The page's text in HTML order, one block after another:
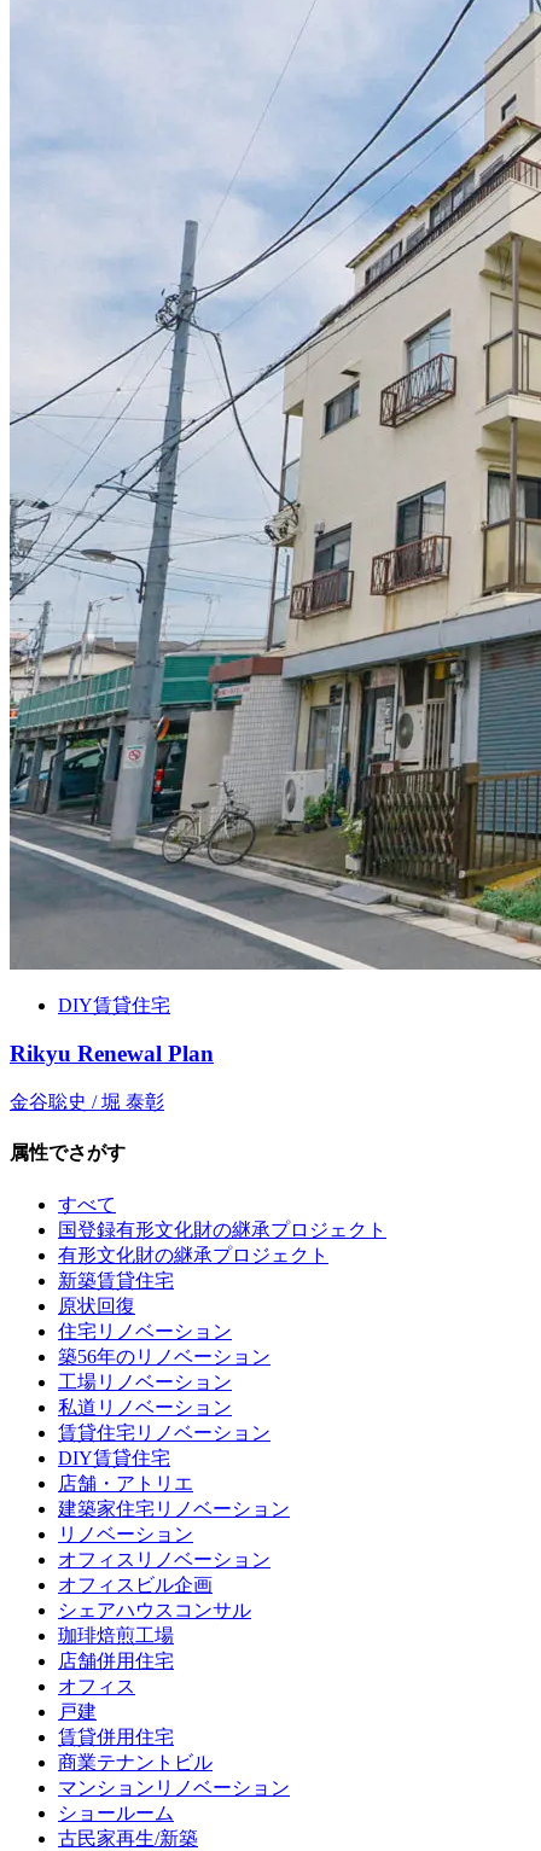
DIY賃貸住宅
Rikyu Renewal Plan
金谷聡史 / 堀 泰彰
属性でさがす
すべて
国登録有形文化財の継承プロジェクト
有形文化財の継承プロジェクト
新築賃貸住宅
原状回復
住宅リノベーション
築56年のリノベーション
工場リノベーション
私道リノベーション
賃貸住宅リノベーション
DIY賃貸住宅
店舗・アトリエ
建築家住宅リノベーション
リノベーション
オフィスリノベーション
オフィスビル企画
シェアハウスコンサル
珈琲焙煎工場
店舗併用住宅
オフィス
戸建
賃貸併用住宅
商業テナントビル
マンションリノベーション
ショールーム
古民家再生/新築